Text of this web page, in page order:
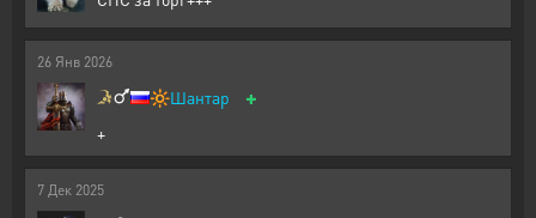
26 Янв 2026
🔆Шантар +
+
7 Дек 2025